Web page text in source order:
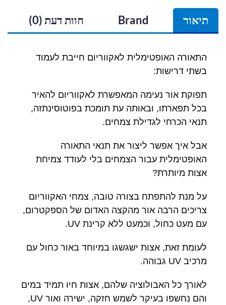
תיאור Brand חוות דעת (0)
התאורה האופטימלית לאקווריום חייבת לעמוד
בשתי דרישות:
תפוקת אור נעימה המאפשרת לאקווריום להאיר
בכל תפארתו, ובאותה עת תומכת בפוטוסינתזה,
תנאי הכרחי לגדילת צמחים.
אבל איך אפשר ליצור את תנאי התאורה
האופטימלית עבור הצמחים בלי לעודד צמיחת
אצות מיותרת?
על מנת להתפתח בצורה טובה, צמחי האקווריום
צריכים הרבה אור מהקצה האדום של הספקטרום,
עם מעט כחול, וכמעט ללא קרינת UV.
לעומת זאת, אצות ישגשגו במיוחד באור כחול עם
מרכיב UV גבוהה.
לאורך כל האבולוציה שלהם, אצות חיו תמיד במים
והם נחשפו בעיקר לשמש חזקה, ישירה ואור UV,